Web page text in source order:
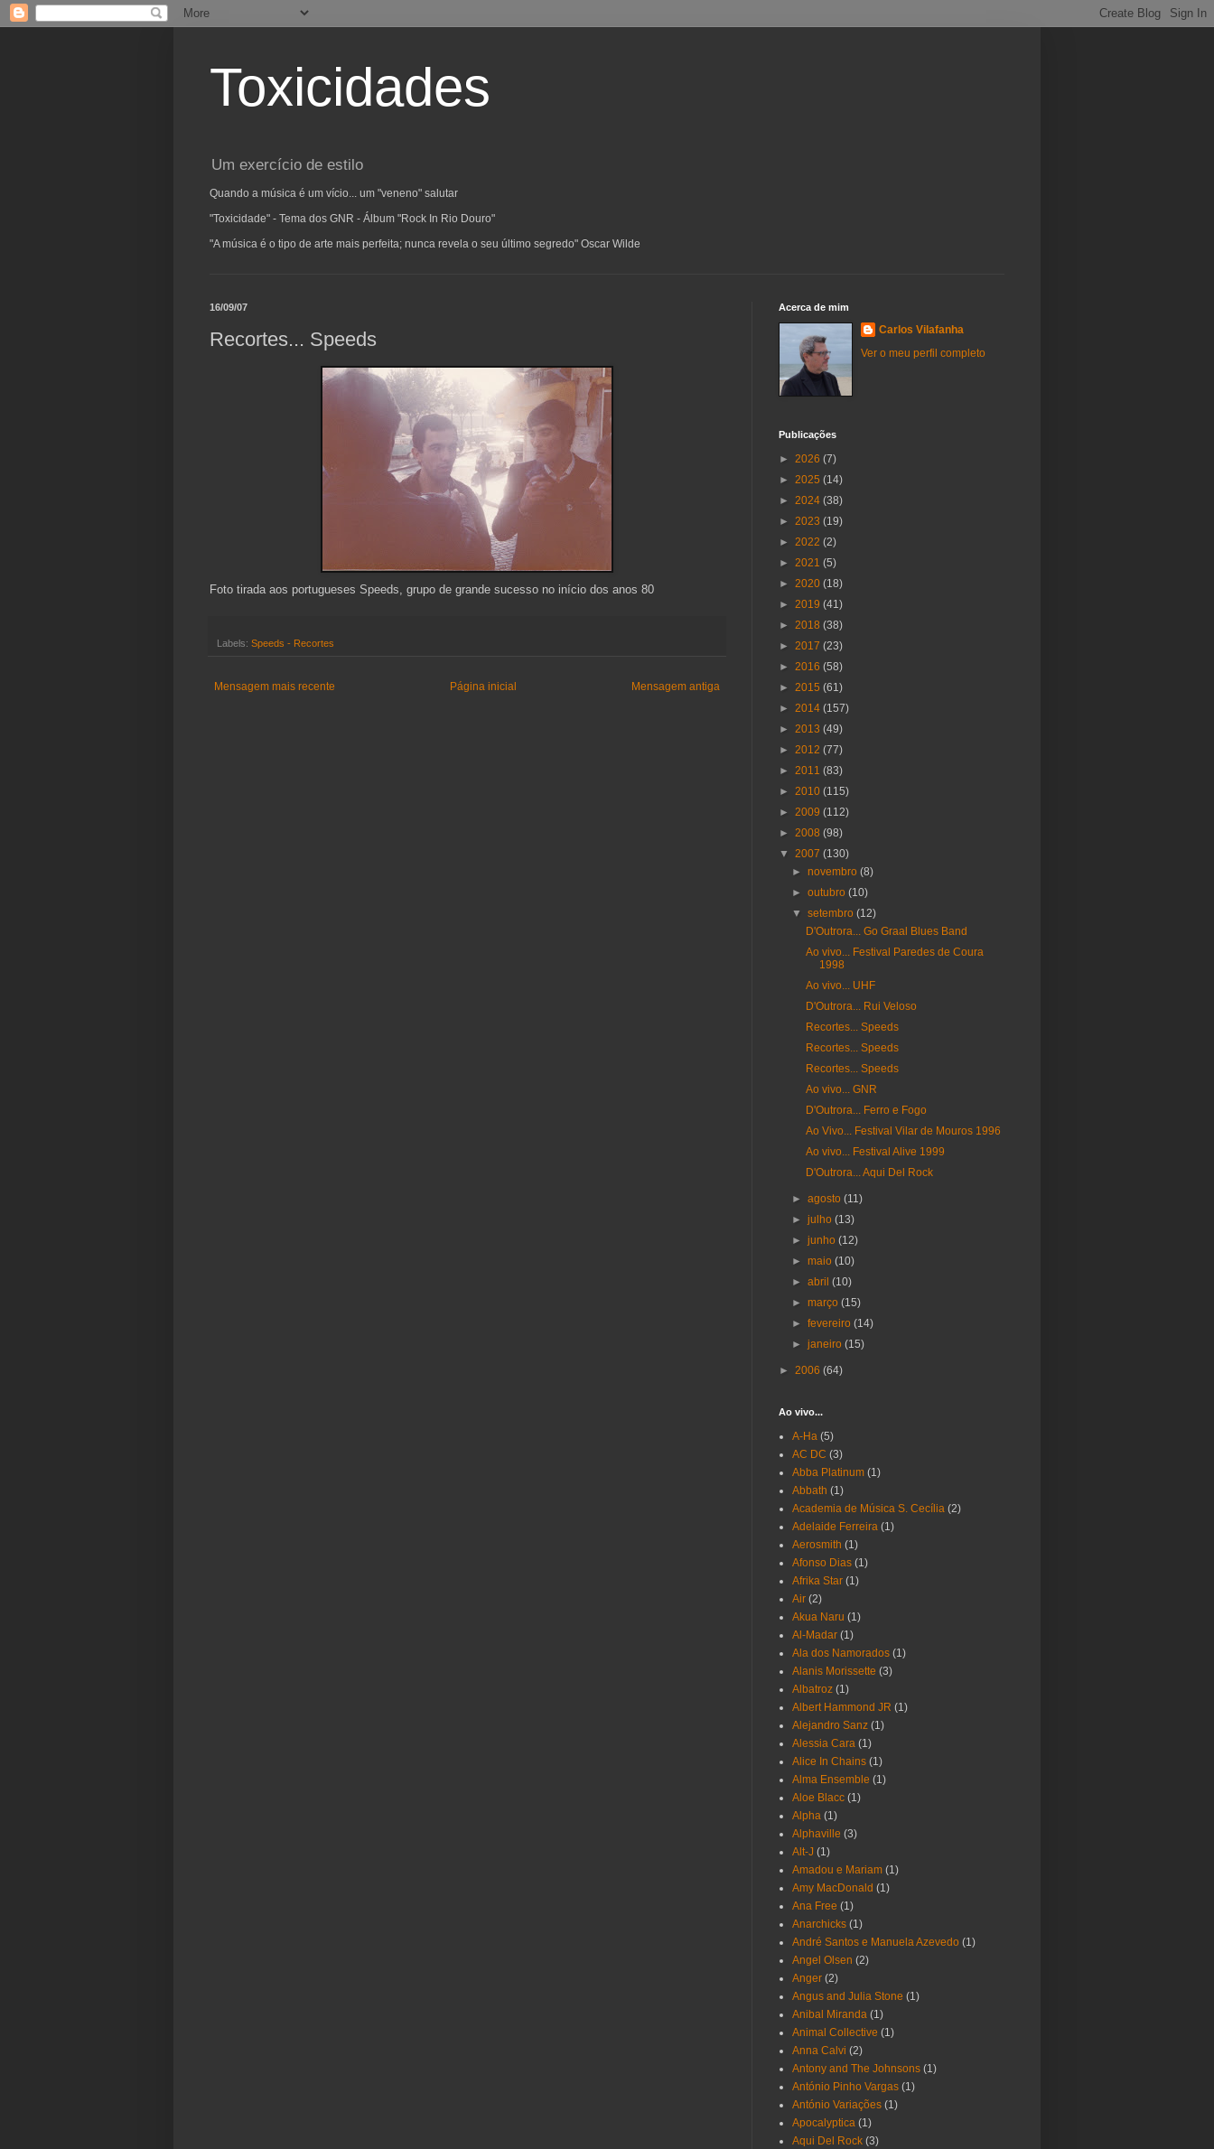
Toxicidades
Um exercício de estilo
Quando a música é um vício... um "veneno" salutar
"Toxicidade" - Tema dos GNR - Álbum "Rock In Rio Douro"
"A música é o tipo de arte mais perfeita; nunca revela o seu último segredo" Oscar Wilde
16/09/07
Recortes... Speeds
Foto tirada aos portugueses Speeds, grupo de grande sucesso no início dos anos 80
Labels: Speeds - Recortes
Mensagem mais recente Mensagem antiga
Página inicial
Acerca de mim
Carlos Vilafanha
Ver o meu perfil completo
Publicações
► 2026 (7)
► 2025 (14)
► 2024 (38)
► 2023 (19)
► 2022 (2)
► 2021 (5)
► 2020 (18)
► 2019 (41)
► 2018 (38)
► 2017 (23)
► 2016 (58)
► 2015 (61)
► 2014 (157)
► 2013 (49)
► 2012 (77)
► 2011 (83)
► 2010 (115)
► 2009 (112)
► 2008 (98)
▼ 2007 (130)
►novembro(8)
►outubro(10)
▼setembro(12)
D'Outrora... Go Graal Blues Band
Ao vivo... Festival Paredes de Coura
1998
Ao vivo... UHF
D'Outrora... Rui Veloso
Recortes... Speeds
Recortes... Speeds
Recortes... Speeds
Ao vivo... GNR
D'Outrora... Ferro e Fogo
Ao Vivo... Festival Vilar de Mouros 1996
Ao vivo... Festival Alive 1999
D'Outrora... Aqui Del Rock
►agosto(11)
►julho(13)
►junho(12)
►maio(10)
►abril(10)
►março(15)
►fevereiro(14)
►janeiro(15)
► 2006 (64)
Ao vivo...
A-Ha (5)
AC DC (3)
Abba Platinum (1)
Abbath (1)
Academia de Música S. Cecília (2)
Adelaide Ferreira (1)
Aerosmith (1)
Afonso Dias (1)
Afrika Star (1)
Air (2)
Akua Naru (1)
Al-Madar (1)
Ala dos Namorados (1)
Alanis Morissette (3)
Albatroz (1)
Albert Hammond JR (1)
Alejandro Sanz (1)
Alessia Cara (1)
Alice In Chains (1)
Alma Ensemble (1)
Aloe Blacc (1)
Alpha (1)
Alphaville (3)
Alt-J (1)
Amadou e Mariam (1)
Amy MacDonald (1)
Ana Free (1)
Anarchicks (1)
André Santos e Manuela Azevedo (1)
Angel Olsen (2)
Anger (2)
Angus and Julia Stone (1)
Anibal Miranda (1)
Animal Collective (1)
Anna Calvi (2)
Antony and The Johnsons (1)
António Pinho Vargas (1)
António Variações (1)
Apocalyptica (1)
Aqui Del Rock (3)